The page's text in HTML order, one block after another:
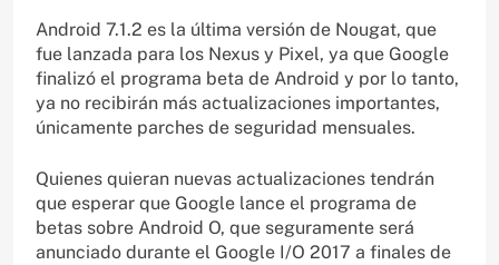
Android 7.1.2 es la última versión de Nougat, que
fue lanzada para los Nexus y Pixel, ya que Google
finalizó el programa beta de Android y por lo tanto,
ya no recibirán más actualizaciones importantes,
únicamente parches de seguridad mensuales.
Quienes quieran nuevas actualizaciones tendrán
que esperar que Google lance el programa de
betas sobre Android O, que seguramente será
anunciado durante el Google I/O 2017 a finales de